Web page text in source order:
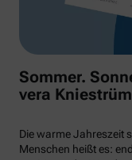
Sommer.
vera
Die warme Jahreszeit
Menschen heißt es: